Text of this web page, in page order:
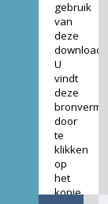
gebruik
van
deze
download.
U
vindt
deze
door
te
klikken
op
het
kopje